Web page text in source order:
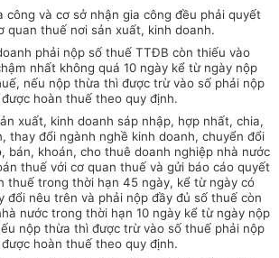
công và cơ sở nhận gia công đều phải quyết
quan thuế nơi sản xuất, kinh doanh.
phải nộp số thuế TTĐB còn thiếu vào
nhất không quá 10 ngày kể từ ngày nộp
nếu nộp thừa thì được trừ vào số phải nộp
hoàn thuế theo quy định.
xuất, kinh doanh sáp nhập, hợp nhất, chia,
thay đổi ngành nghề kinh doanh, chuyển đổi
bán, khoán, cho thuê doanh nghiệp nhà nước
thuế với cơ quan thuế và gửi báo cáo quyết
thuế trong thời hạn 45 ngày, kể từ ngày có
đổi nêu trên và phải nộp đầy đủ số thuế còn
nước trong thời hạn 10 ngày kể từ ngày nộp
nộp thừa thì được trừ vào số thuế phải nộp
hoàn thuế theo quy định.